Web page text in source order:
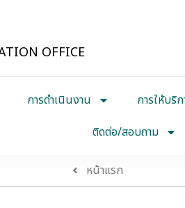
OFFICE
การดำเนินงาน การให้บริก
ติดต่อ/สอบถาม
หน้าแรก